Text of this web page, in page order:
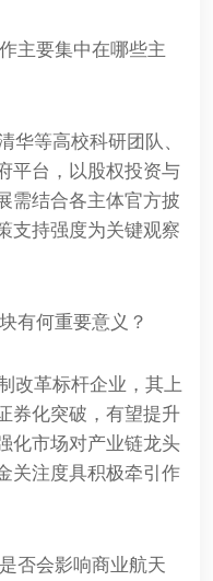
主要集中在哪些主
华等高校科研团队、
平台，以股权投资与
需结合各主体官方披
支持强度为关键观察
有何重要意义？
改革标杆企业，其上
券化突破，有望提升
化市场对产业链龙头
关注度具积极牵引作
否会影响商业航天